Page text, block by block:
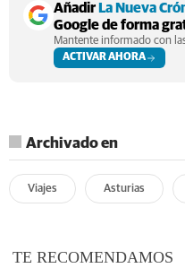
Añadir La Nueva
Google de forma
Mantente informado con
ACTIVAR AHORA
Archivado en
Viajes Asturias
TE RECOMENDAMOS